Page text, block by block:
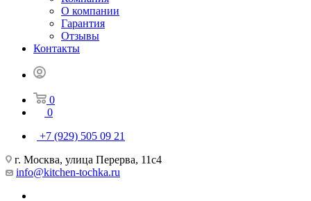
О компании
Гарантия
Отзывы
Контакты
0
0
+7 (929) 505 09 21
г. Москва, улица Перерва, 11с4
info@kitchen-tochka.ru